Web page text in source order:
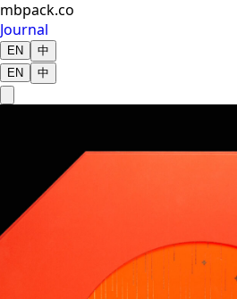
mbpack.co
Journal
EN
中
EN
中